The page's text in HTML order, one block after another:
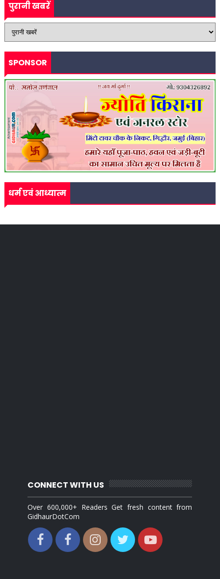
पुरानी खबरें
SPONSOR
धर्म एवं आध्यात्म
CONNECT WITH US
Over 600,000+ Readers Get fresh content from
GidhaurDotCom